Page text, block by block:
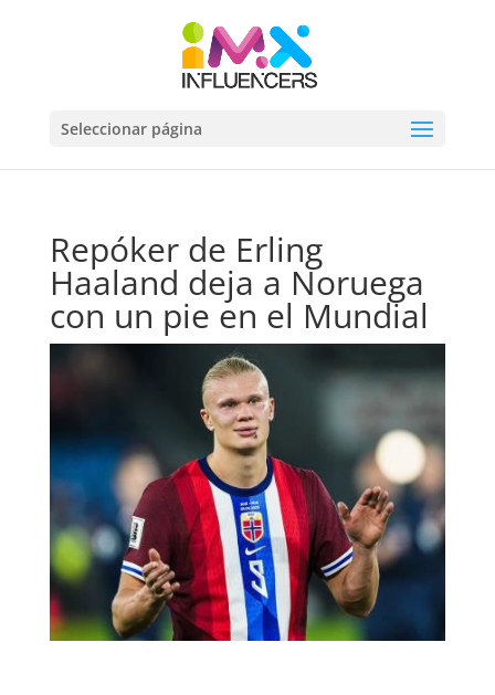
Seleccionar página
Repóker de Erling
Haaland deja a Noruega
con un pie en el Mundial